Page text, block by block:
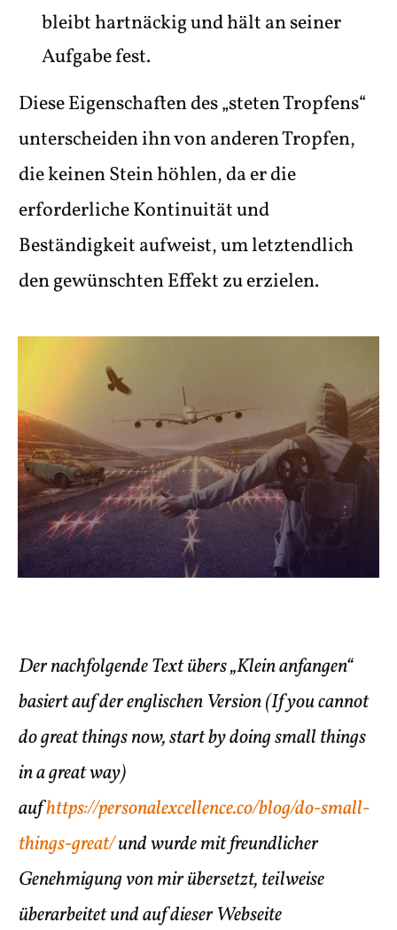
bleibt hartnäckig und hält an seiner
Aufgabe fest.
Diese Eigenschaften des „steten Tropfens“
unterscheiden ihn von anderen Tropfen,
die keinen Stein höhlen, da er die
erforderliche Kontinuität und
Beständigkeit aufweist, um letztendlich
den gewünschten Effekt zu erzielen.
Der nachfolgende Text übers „Klein anfangen“
basiert auf derenglischen Version (If you cannot
do great things now, start by doing small things
in a great way)
aufhttps://personalexcellence.co/blog/do-small-
things-great/und wurde mit freundlicher
Genehmigung von mir übersetzt, teilweise
überarbeitet und auf dieser Webseite